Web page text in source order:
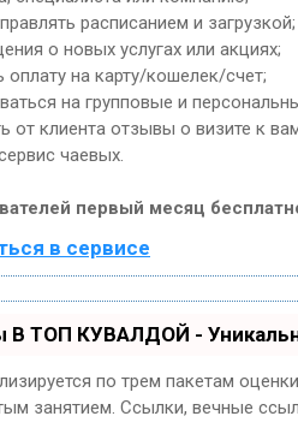
расписанием и загрузкой;
о новых услугах или акциях;
на карту/кошелек/счет;
на групповые и
от клиента отзывы о визите к
чаевых.
первый месяц
в сервисе
В ТОП КУВАЛДОЙ -
по трем пакетам
занятием. Ссылки, вечные